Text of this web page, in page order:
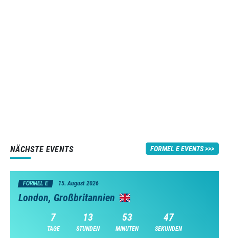
NÄCHSTE EVENTS FORMEL E EVENTS
FORMEL E 15. August 2026
London, Großbritannien
7
TAGE
13
STUNDEN
53
MINUTEN
46
SEKUNDEN